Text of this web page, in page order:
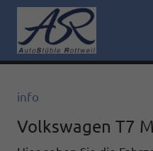
info
Volkswagen T7